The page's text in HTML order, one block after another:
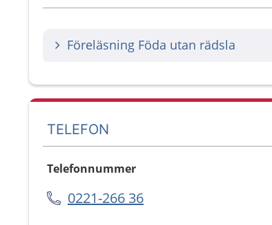
Föreläsning Föda utan rädsla
TELEFON
Telefonnummer
0221-266 36